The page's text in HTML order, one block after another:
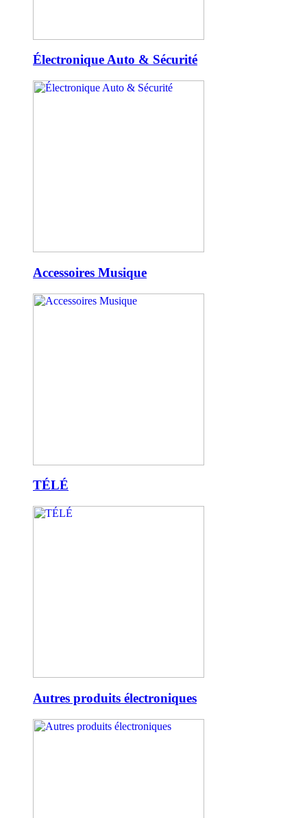
Électronique Auto & Sécurité
Accessoires Musique
TÉLÉ
Autres produits électroniques